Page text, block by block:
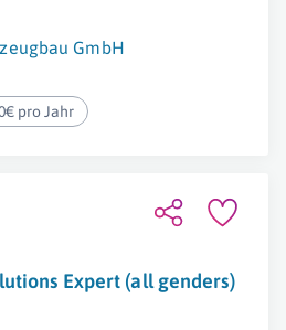
GmbH
pro Jahr
Expert (all genders)